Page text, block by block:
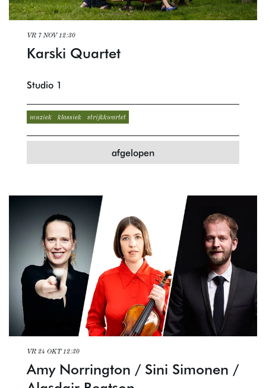
Karski Quartet
VR 7 NOV 12:30
Studio 1
muziek klassiek strijkkwartet
afgelopen
Amy Norrington / Sini Simonen /
VR 24 OKT12:30